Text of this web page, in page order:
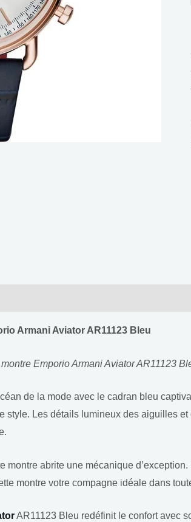
Armani Aviator AR11123 Bleu
Emporio Armani Aviator AR11123
de la mode avec le cadran bleu
style. Les détails lumineux des aiguilles
montre abrite une mécanique
montre votre compagne idéale dans
AR11123 Bleu redéfinit le confort avec